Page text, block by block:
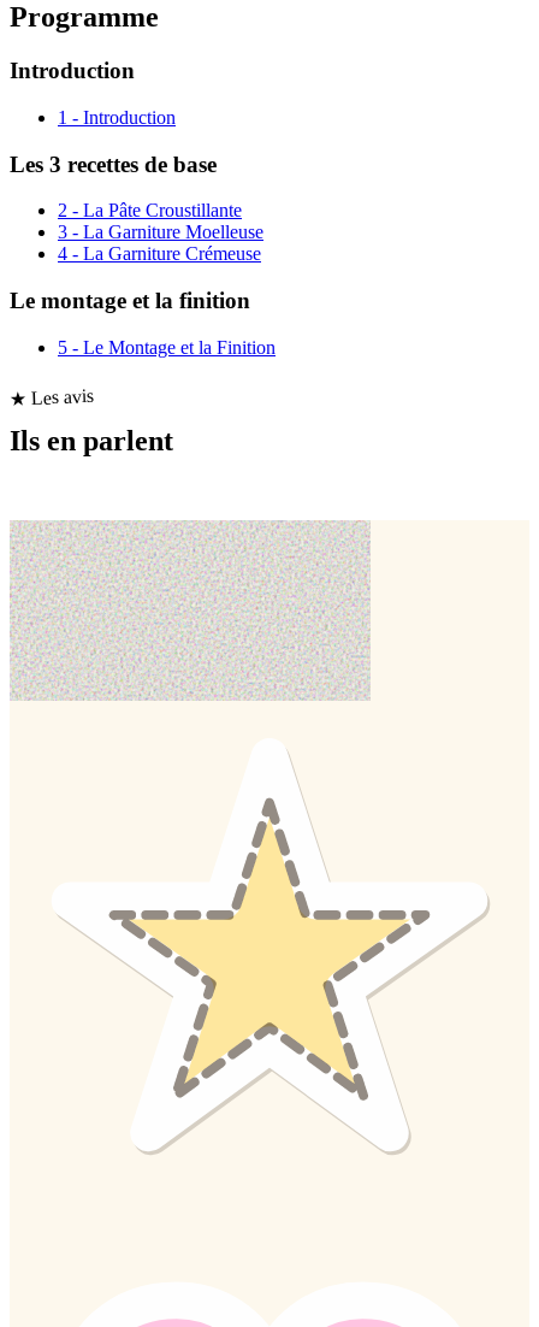
Programme
Introduction
1 - Introduction
Les 3 recettes de base
2 - La Pâte Croustillante
3 - La Garniture Moelleuse
4 - La Garniture Crémeuse
Le montage et la finition
5 - Le Montage et la Finition
★ Les avis
Ils en parlent